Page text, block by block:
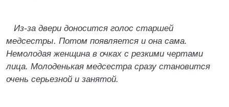
Из-за двери доносится голос старшей
медсестры. Потом появляется и она сама.
Немолодая женщина в очках с резкими чертами
лица. Молоденькая медсестра сразу становится
очень серьезной и занятой.